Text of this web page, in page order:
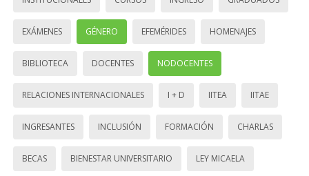
EXÁMENES GÉNERO EFEMÉRIDES HOMENAJES
BIBLIOTECA DOCENTES NODOCENTES
RELACIONES INTERNACIONALES I + D IITEA IITAE
INGRESANTES INCLUSIÓN FORMACIÓN CHARLAS
BECAS BIENESTAR UNIVERSITARIO LEY MICAELA